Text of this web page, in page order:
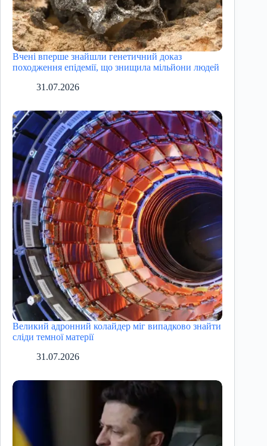
Вчені вперше знайшли генетичний доказ
походження епідемії, що знищила мільйони людей
31.07.2026
Великий адронний колайдер міг випадково знайти
сліди темної матерії
31.07.2026